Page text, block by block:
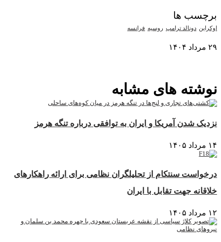
برچسب ها
اوکراین دونالد ترامپ روسیه فرانسه
۲۹ مرداد ۱۴۰۴
نوشته های مشابه
نزدیک شدن آمریکا و ایران به توافقی درباره تنگه هرمز
۱۴ مرداد ۱۴۰۵
درخواست سنتکام از تحلیلگران نظامی برای ارائه راهکارهای
خلاقانه جهت تقابل با ایران
۱۲ مرداد ۱۴۰۵